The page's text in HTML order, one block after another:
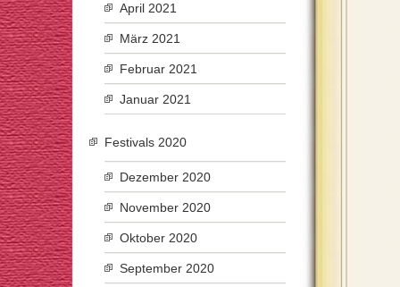
April 2021
März 2021
Februar 2021
Januar 2021
Festivals 2020
Dezember 2020
November 2020
Oktober 2020
September 2020